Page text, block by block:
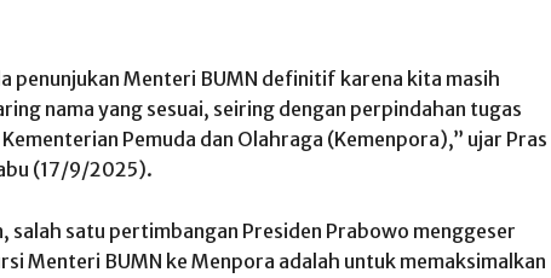
penunjukan Menteri BUMN definitif karena kita masih
nama yang sesuai, seiring dengan perpindahan tugas
Pemuda dan Olahraga (Kemenpora),” ujar Pras
(17/9/2025).
salah satu pertimbangan Presiden Prabowo menggeser
Menteri BUMN ke Menpora adalah untuk memaksimalkan